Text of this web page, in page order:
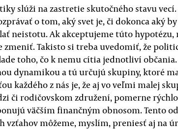
slúži na zastretie skutočného stavu
o tom, aký svet je, či dokonca aký
neistotu. Ak akceptujeme túto hypotézu,
zmeniť. Takisto si treba uvedomiť, že
toho, čo k nemu cítia jednotliví
dynamikou a tú určujú skupiny, ktoré
každého z nás je, že aj vo veľmi malej
či rodičovskom združení, pomerne
väčším finančným obnosom. Tento
vzťahov môžeme, myslím, preniesť aj na